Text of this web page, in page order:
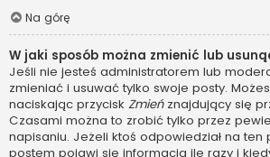
Na górę
W jaki sposób można zmienić lub
Jeśli nie jesteś administratorem lub
zmieniać i usuwać tylko swoje posty.
naciskając przycisk Zmieńznajdujący się
Czasami można to zrobić tylko przez
napisaniu. Jeżeli ktoś odpowiedział na ten
postem pojawi się informacja ile razy i